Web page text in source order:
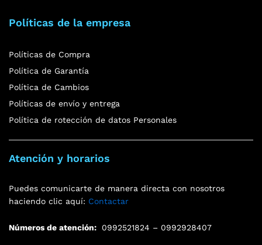
Políticas de la empresa
Políticas de Compra
Política de Garantía
Política de Cambios
Políticas de envío y entrega
Política de rotección de datos Personales
Atención y horarios
Puedes comunicarte de manera directa con nosotros
haciendo clic aquí: Contactar
Números de atención: 0992521824 – 0992928407